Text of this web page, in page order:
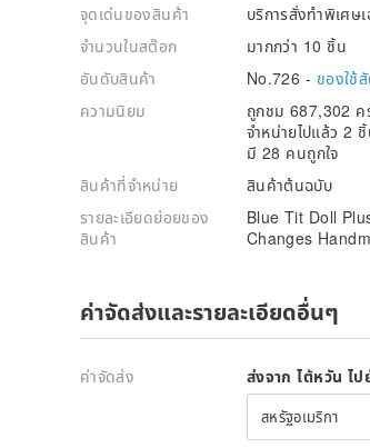
จุดเด่นของสินค้า
บริการสั่งทำพิเศษ
จำนวนในสต๊อก
มากกว่า 10 ชิ้น
อันดับสินค้า
No.726 - ของใช้
ความนิยม
ถูกชม 687,302 ค
จำหน่ายไปแล้ว 2
มี 28 คนถูกใจ
สินค้าที่จำหน่าย
สินค้าต้นฉบับ
รายละเอียดย่อยของ
สินค้า
Blue Tit Doll
Changes
ค่าจัดส่งและรายละเอียดอื่นๆ
ค่าจัดส่ง ส่งจาก ไต้หวัน ไป
สหรัฐอเมริกา